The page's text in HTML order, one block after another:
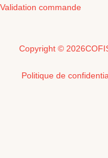
Validation commande
Copyright © 2026COFI
Politique de